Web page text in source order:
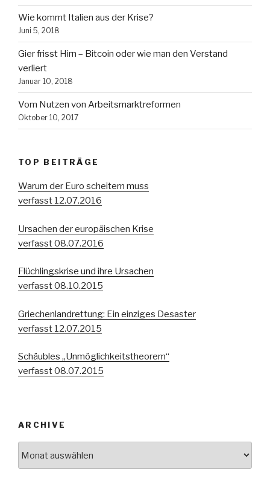
Wie kommt Italien aus der Krise?
Juni 5, 2018
Gier frisst Hirn – Bitcoin oder wie man den Verstand
verliert
Januar 10, 2018
Vom Nutzen von Arbeitsmarktreformen
Oktober 10, 2017
TOP BEITRÄGE
Warum der Euro scheitern muss
verfasst 12.07.2016
Ursachen der europäischen Krise
verfasst 08.07.2016
Flüchlingskrise und ihre Ursachen
verfasst 08.10.2015
Griechenlandrettung: Ein einziges Desaster
verfasst 12.07.2015
Schäubles „Unmöglichkeitstheorem“
verfasst 08.07.2015
ARCHIVE